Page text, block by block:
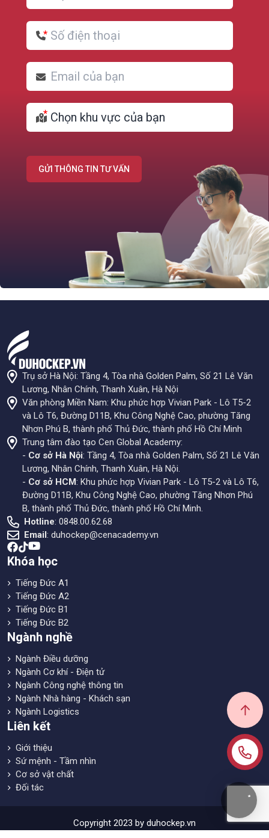
GỬI THÔNG TIN TƯ VẤN
Trụ sở Hà Nội: Tầng 4, Tòa nhà Golden Palm, Số 21 Lê Văn
Lương, Nhân Chính, Thanh Xuân, Hà Nội
Văn phòng Miền Nam: Khu phức hợp Vivian Park - Lô T5-2
và Lô T6, Đường D11B, Khu Công Nghệ Cao, phường Tăng
Nhơn Phú B, thành phố Thủ Đức, thành phố Hồ Chí Minh
Trung tâm đào tạo Cen Global Academy:
- Cơ sở Hà Nội: Tầng 4, Tòa nhà Golden Palm, Số 21 Lê Văn
Lương, Nhân Chính, Thanh Xuân, Hà Nội.
- Cơ sở HCM: Khu phức hợp Vivian Park - Lô T5-2 và Lô T6,
Đường D11B, Khu Công Nghệ Cao, phường Tăng Nhơn Phú
B, thành phố Thủ Đức, thành phố Hồ Chí Minh.
Hotline: 0848.00.62.68
Email: duhockep@cenacademy.vn
Khóa học
Tiếng Đức A1
Tiếng Đức A2
Tiếng Đức B1
Tiếng Đức B2
Ngành nghề
Ngành Điều dưỡng
Ngành Cơ khí - Điện tử
Ngành Công nghệ thông tin
Ngành Nhà hàng - Khách sạn
Ngành Logistics
Liên kết
Giới thiệu
Sứ mệnh - Tầm nhìn
Cơ sở vật chất
Đối tác
Copyright 2023 by duhockep.vn